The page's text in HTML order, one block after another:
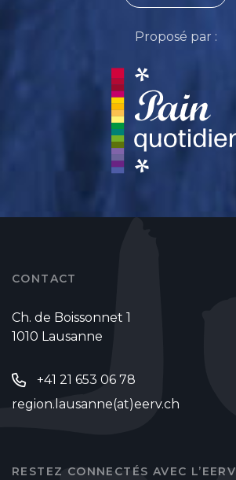
Proposé par :
CONTACT
Ch. de Boissonnet 1
1010 Lausanne
+41 21 653 06 78
region.lausanne(at)eerv.ch
RESTEZ CONNECTÉS AVEC L’EERV